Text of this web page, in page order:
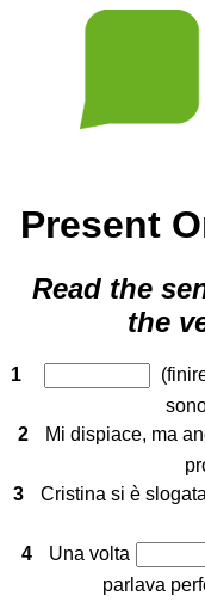
Present
Read the
the
1
2
Mi dispiace, ma
3
Cristina si è
4
Una volta
parlava